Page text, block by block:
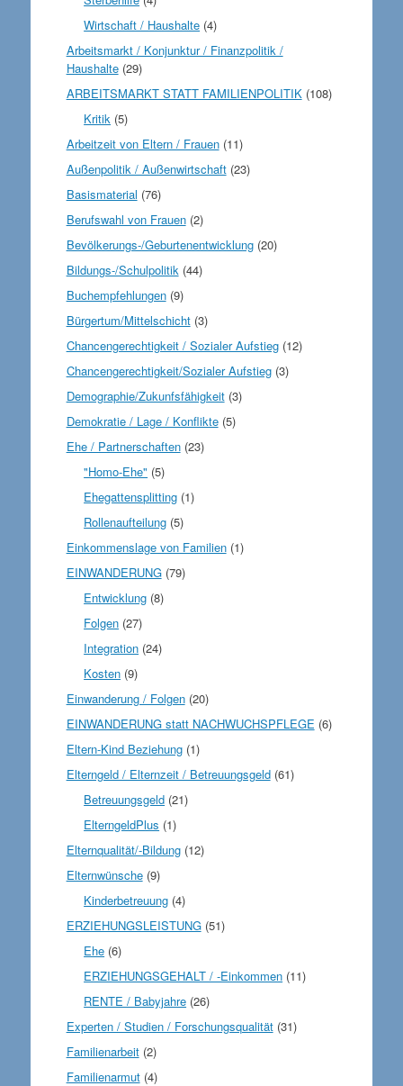
Wirtschaft / Haushalte (4)
Arbeitsmarkt / Konjunktur / Finanzpolitik /
Haushalte(29)
ARBEITSMARKT STATT FAMILIENPOLITIK(108)
Kritik (5)
Arbeitzeit von Eltern / Frauen(11)
Außenpolitik / Außenwirtschaft(23)
Basismaterial (76)
Berufswahl von Frauen(2)
Bevölkerungs-/Geburtenentwicklung(20)
Bildungs-/Schulpolitik (44)
Buchempfehlungen(9)
Bürgertum/Mittelschicht(3)
Chancengerechtigkeit / Sozialer Aufstieg(12)
Chancengerechtigkeit/Sozialer Aufstieg(3)
Demographie/Zukunfsfähigkeit(3)
Demokratie / Lage / Konflikte(5)
Ehe / Partnerschaften(23)
"Homo-Ehe" (5)
Ehegattensplitting (1)
Rollenaufteilung (5)
Einkommenslage von Familien(1)
EINWANDERUNG(79)
Entwicklung (8)
Folgen (27)
Integration (24)
Kosten (9)
Einwanderung / Folgen(20)
EINWANDERUNG statt NACHWUCHSPFLEGE (6)
Eltern-Kind Beziehung(1)
Elterngeld / Elternzeit / Betreuungsgeld(61)
Betreuungsgeld (21)
ElterngeldPlus (1)
Elternqualität/-Bildung(12)
Elternwünsche(9)
Kinderbetreuung (4)
ERZIEHUNGSLEISTUNG(51)
Ehe (6)
ERZIEHUNGSGEHALT / -Einkommen (11)
RENTE / Babyjahre (26)
Experten / Studien / Forschungsqualität(31)
Familienarbeit(2)
Familienarmut(4)